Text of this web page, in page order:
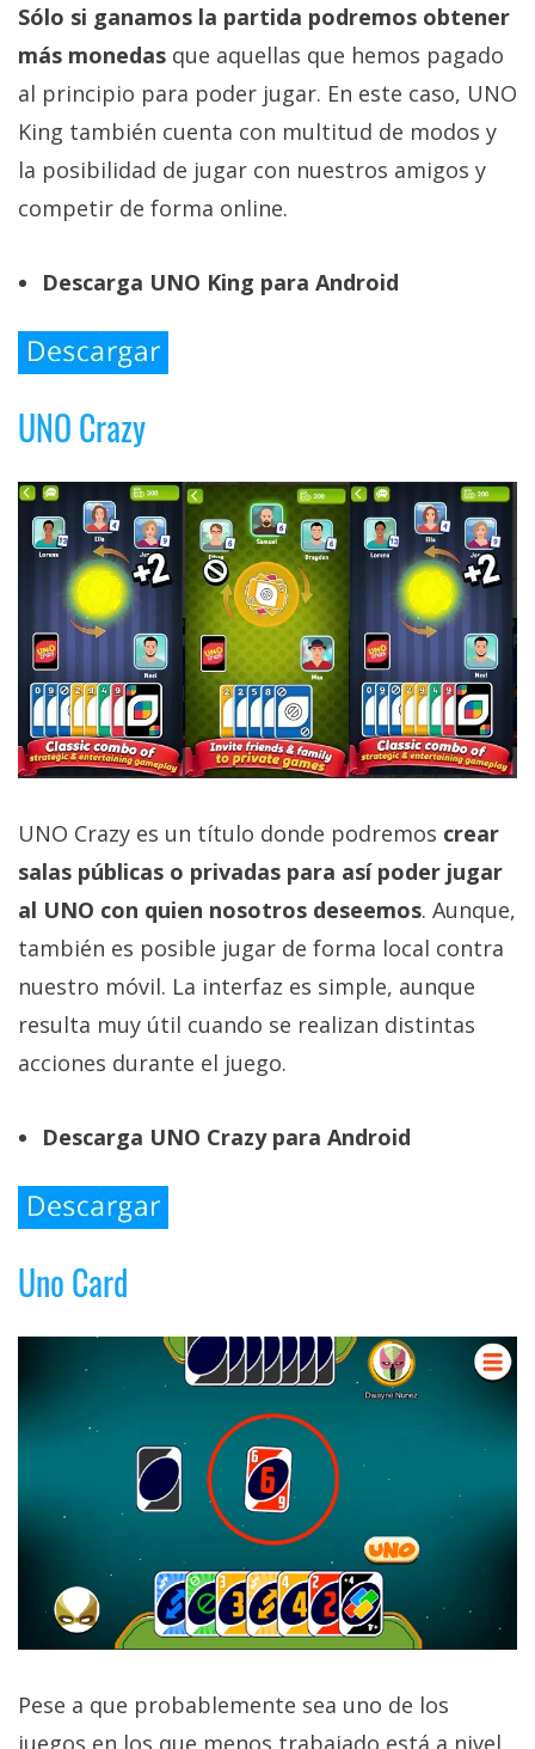
Sólo si ganamos la partida podremos obtener
más monedas que aquellas que hemos pagado
al principio para poder jugar. En este caso, UNO
King también cuenta con multitud de modos y
la posibilidad de jugar con nuestros amigos y
competir de forma online.
Descarga UNO King para Android
UNO Crazy
UNO Crazy es un título donde podremos crear
salas públicas o privadas para así poder jugar
al UNO con quien nosotros deseemos. Aunque,
también es posible jugar de forma local contra
nuestro móvil. La interfaz es simple, aunque
resulta muy útil cuando se realizan distintas
acciones durante el juego.
Descarga UNO Crazy para Android
Uno Card
Pese a que probablemente sea uno de los
juegos en los que menos trabajado está a nivel